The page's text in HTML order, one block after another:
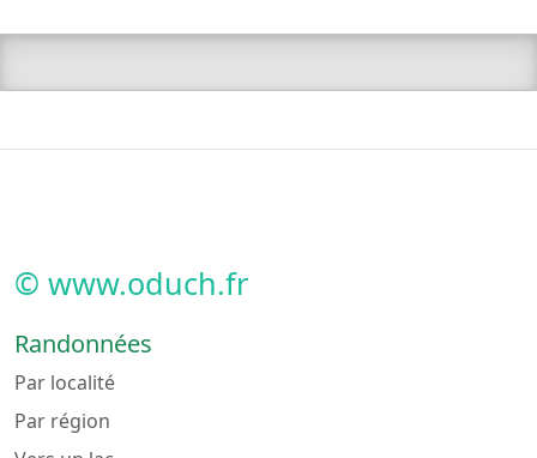
© www.oduch.fr
Randonnées
Par localité
Par région